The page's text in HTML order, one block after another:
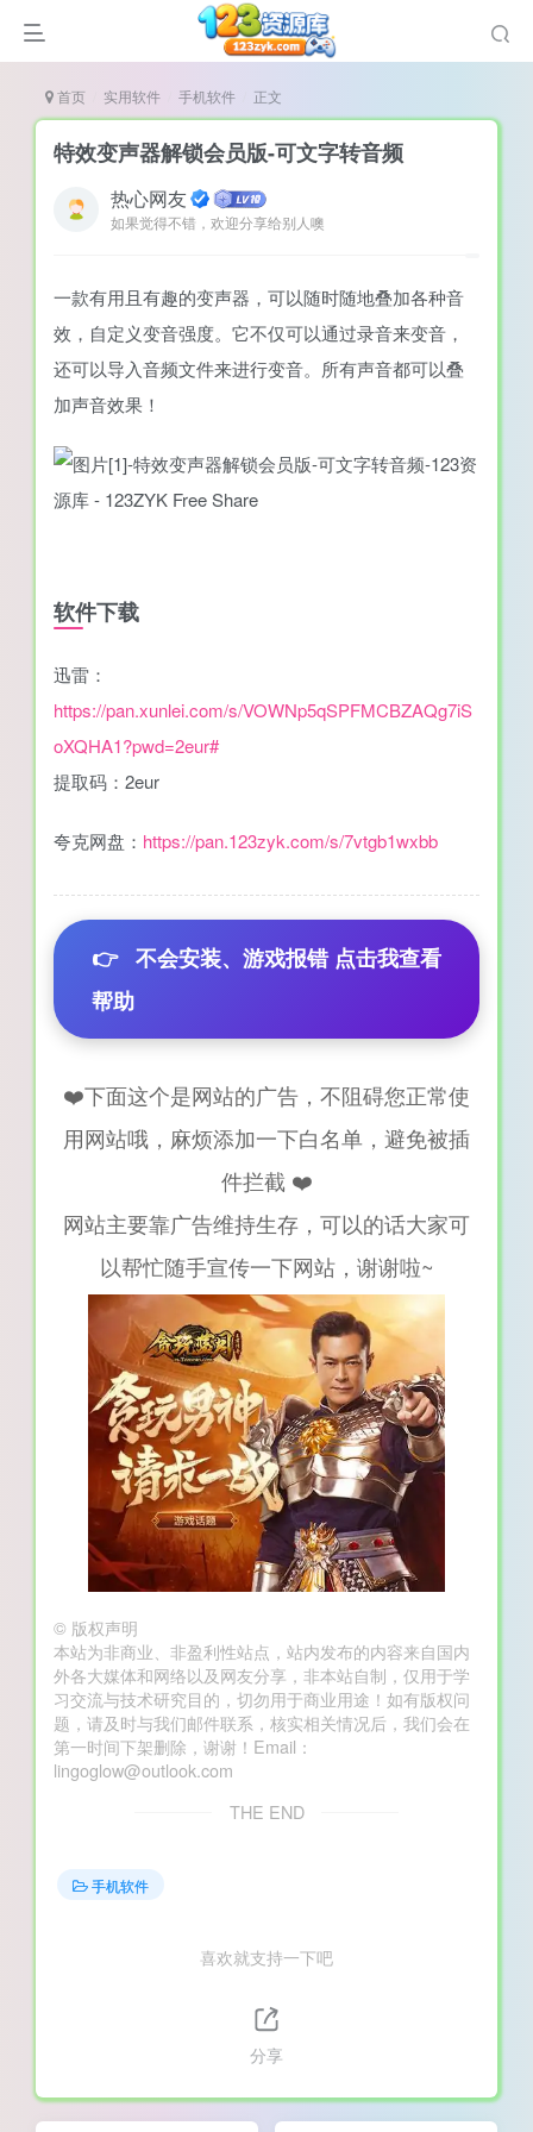
首页 实用软件 手机软件 正文
特效变声器解锁会员版-可文字转音频
热心网友
如果觉得不错，欢迎分享给别人噢
一款有用且有趣的变声器，可以随时随地叠加各种音
效，自定义变音强度。它不仅可以通过录音来变音，
还可以导入音频文件来进行变音。所有声音都可以叠
加声音效果！
软件下载
迅雷：
https://pan.xunlei.com/s/VOWNp5qSPFMCBZAQg7iS
oXQHA1?pwd=2eur#
提取码：2eur
夸克网盘： https://pan.123zyk.com/s/7vtgb1wxbb
👉 不会安装、游戏报错 点击我查看
帮助
❤️下面这个是网站的广告，不阻碍您正常使
用网站哦，麻烦添加一下白名单，避免被插
件拦截 ❤️
网站主要靠广告维持生存，可以的话大家可
以帮忙随手宣传一下网站，谢谢啦~
© 版权声明
本站为非商业、非盈利性站点，站内发布的内容来自国内
外各大媒体和网络以及网友分享，非本站自制，仅用于学
习交流与技术研究目的，切勿用于商业用途！如有版权问
题，请及时与我们邮件联系，核实相关情况后，我们会在
第一时间下架删除，谢谢！Email：
lingoglow@outlook.com
THE END
手机软件
喜欢就支持一下吧
分享